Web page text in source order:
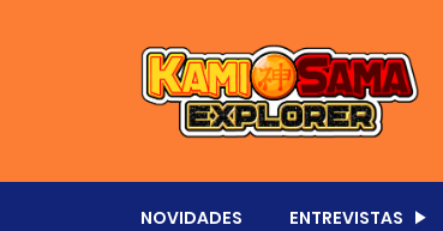
NOVIDADES ENTREVISTAS